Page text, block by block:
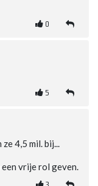
0
5
4,5 mil. bij...
een vrije rol geven.